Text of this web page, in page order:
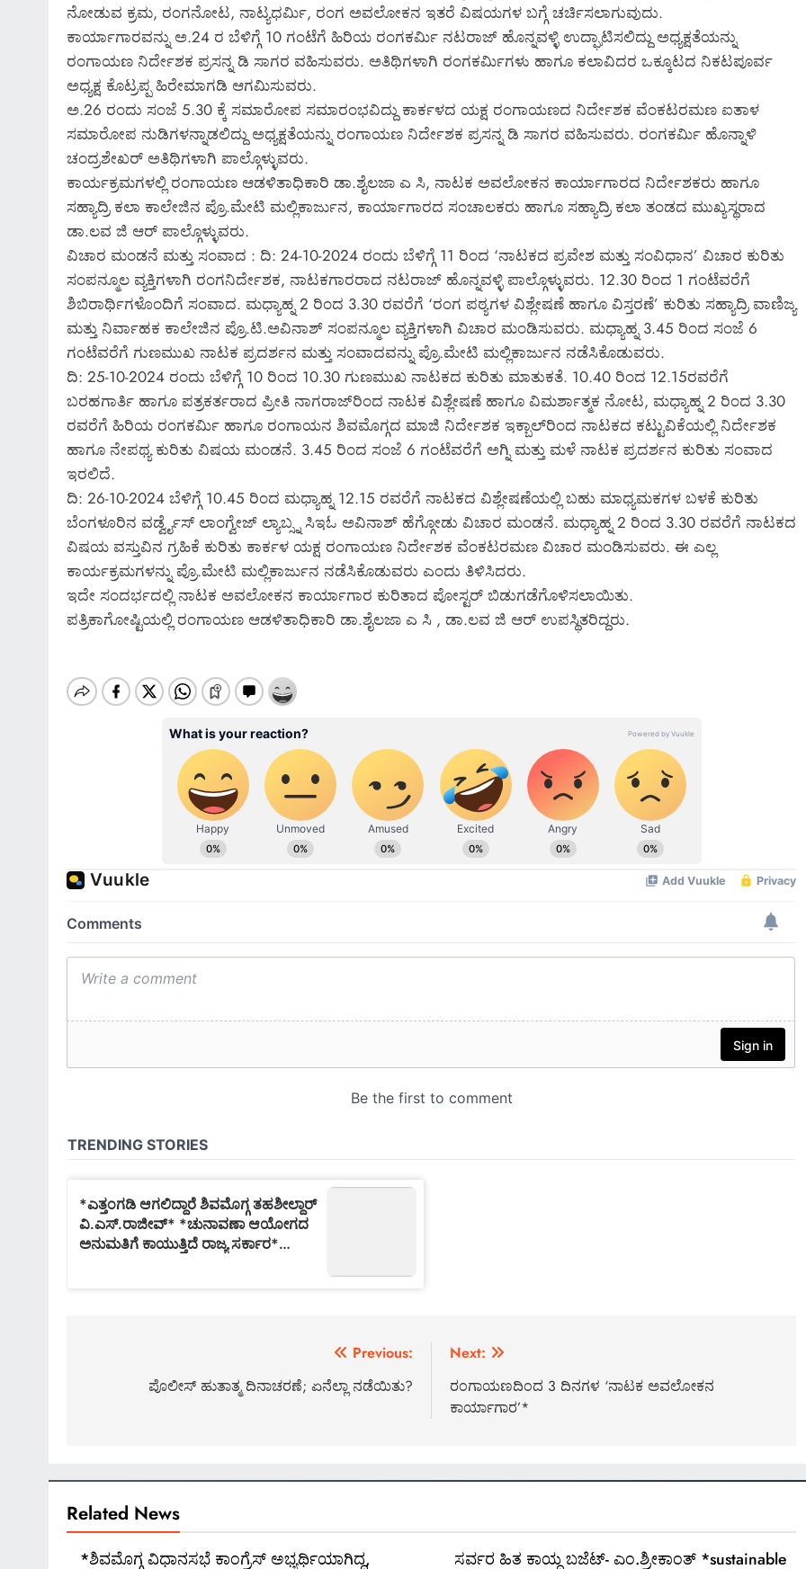
ನೋಡುವ ಕ್ರಮ, ರಂಗನೋಟ, ನಾಟ್ಯಧರ್ಮಿ, ರಂಗ ಅವಲೋಕನ ಇತರೆ ವಿಷಯಗಳ ಬಗ್ಗೆ ಚರ್ಚಿಸಲಾಗುವುದು.
ಕಾರ್ಯಾಗಾರವನ್ನು ಅ.24 ರ ಬೆಳಿಗ್ಗೆ 10 ಗಂಟೆಗೆ ಹಿರಿಯ ರಂಗಕರ್ಮಿ ನಟರಾಜ್ ಹೊನ್ನವಳ್ಳಿ ಉದ್ಘಾಟಿಸಲಿದ್ದು ಅಧ್ಯಕ್ಷತೆಯನ್ನು
ರಂಗಾಯಣ ನಿರ್ದೇಶಕ ಪ್ರಸನ್ನ ಡಿ ಸಾಗರ ವಹಿಸುವರು. ಅತಿಥಿಗಳಾಗಿ ರಂಗಕರ್ಮಿಗಳು ಹಾಗೂ ಕಲಾವಿದರ ಒಕ್ಕೂಟದ ನಿಕಟಪೂರ್ವ
ಅಧ್ಯಕ್ಷ ಕೊಟ್ರಪ್ಪ ಹಿರೇಮಾಗಡಿ ಆಗಮಿಸುವರು.
ಅ.26 ರಂದು ಸಂಜೆ 5.30 ಕ್ಕೆ ಸಮಾರೋಪ ಸಮಾರಂಭವಿದ್ದು ಕಾರ್ಕಳದ ಯಕ್ಷ ರಂಗಾಯಣದ ನಿರ್ದೇಶಕ ವೆಂಕಟರಮಣ ಐತಾಳ
ಸಮಾರೋಪ ನುಡಿಗಳನ್ನಾಡಲಿದ್ದು ಅಧ್ಯಕ್ಷತೆಯನ್ನು ರಂಗಾಯಣ ನಿರ್ದೇಶಕ ಪ್ರಸನ್ನ ಡಿ ಸಾಗರ ವಹಿಸುವರು. ರಂಗಕರ್ಮಿ ಹೊನ್ನಾಳಿ
ಚಂದ್ರಶೇಖರ್ ಅತಿಥಿಗಳಾಗಿ ಪಾಲ್ಗೊಳ್ಳುವರು.
ಕಾರ್ಯಕ್ರಮಗಳಲ್ಲಿ ರಂಗಾಯಣ ಆಡಳಿತಾಧಿಕಾರಿ ಡಾ.ಶೈಲಜಾ ಎ ಸಿ, ನಾಟಕ ಅವಲೋಕನ ಕಾರ್ಯಾಗಾರದ ನಿರ್ದೇಶಕರು ಹಾಗೂ
ಸಹ್ಯಾದ್ರಿ ಕಲಾ ಕಾಲೇಜಿನ ಪ್ರೊ.ಮೇಟಿ ಮಲ್ಲಿಕಾರ್ಜುನ, ಕಾರ್ಯಾಗಾರದ ಸಂಚಾಲಕರು ಹಾಗೂ ಸಹ್ಯಾದ್ರಿ ಕಲಾ ತಂಡದ ಮುಖ್ಯಸ್ಥರಾದ
ಡಾ.ಲವ ಜಿ ಆರ್ ಪಾಲ್ಗೊಳ್ಳುವರು.
ವಿಚಾರ ಮಂಡನೆ ಮತ್ತು ಸಂವಾದ : ದಿ: 24-10-2024 ರಂದು ಬೆಳಿಗ್ಗೆ 11 ರಿಂದ ‘ನಾಟಕದ ಪ್ರವೇಶ ಮತ್ತು ಸಂವಿಧಾನ’ ವಿಚಾರ ಕುರಿತು
ಸಂಪನ್ಮೂಲ ವ್ಯಕ್ತಿಗಳಾಗಿ ರಂಗನಿರ್ದೇಶಕ, ನಾಟಕಗಾರರಾದ ನಟರಾಜ್ ಹೊನ್ನವಳ್ಳಿ ಪಾಲ್ಗೊಳ್ಳುವರು. 12.30 ರಿಂದ 1 ಗಂಟೆವರೆಗೆ
ಶಿಬಿರಾರ್ಥಿಗಳೊಂದಿಗೆ ಸಂವಾದ. ಮಧ್ಯಾಹ್ನ 2 ರಿಂದ 3.30 ರವರೆಗೆ ‘ರಂಗ ಪಠ್ಯಗಳ ವಿಶ್ಲೇಷಣೆ ಹಾಗೂ ವಿಸ್ತರಣೆ’ ಕುರಿತು ಸಹ್ಯಾದ್ರಿ ವಾಣಿಜ್ಯ
ಮತ್ತು ನಿರ್ವಾಹಕ ಕಾಲೇಜಿನ ಪ್ರೊ.ಟಿ.ಅವಿನಾಶ್ ಸಂಪನ್ಮೂಲ ವ್ಯಕ್ತಿಗಳಾಗಿ ವಿಚಾರ ಮಂಡಿಸುವರು. ಮಧ್ಯಾಹ್ನ 3.45 ರಿಂದ ಸಂಜೆ 6
ಗಂಟೆವರೆಗೆ ಗುಣಮುಖ ನಾಟಕ ಪ್ರದರ್ಶನ ಮತ್ತು ಸಂವಾದವನ್ನು ಪ್ರೊ.ಮೇಟಿ ಮಲ್ಲಿಕಾರ್ಜುನ ನಡೆಸಿಕೊಡುವರು.
ದಿ: 25-10-2024 ರಂದು ಬೆಳಿಗ್ಗೆ 10 ರಿಂದ 10.30 ಗುಣಮುಖ ನಾಟಕದ ಕುರಿತು ಮಾತುಕತೆ. 10.40 ರಿಂದ 12.15ರವರೆಗೆ
ಬರಹಗಾರ್ತಿ ಹಾಗೂ ಪತ್ರಕರ್ತರಾದ ಪ್ರೀತಿ ನಾಗರಾಜ್‌ರಿಂದ ನಾಟಕ ವಿಶ್ಲೇಷಣೆ ಹಾಗೂ ವಿಮರ್ಶಾತ್ಮಕ ನೋಟ, ಮಧ್ಯಾಹ್ನ 2 ರಿಂದ 3.30
ರವರೆಗೆ ಹಿರಿಯ ರಂಗಕರ್ಮಿ ಹಾಗೂ ರಂಗಾಯನ ಶಿವಮೊಗ್ಗದ ಮಾಜಿ ನಿರ್ದೇಶಕ ಇಕ್ಬಾಲ್‌ರಿಂದ ನಾಟಕದ ಕಟ್ಟುವಿಕೆಯಲ್ಲಿ ನಿರ್ದೇಶಕ
ಹಾಗೂ ನೇಪಥ್ಯ ಕುರಿತು ವಿಷಯ ಮಂಡನೆ. 3.45 ರಿಂದ ಸಂಜೆ 6 ಗಂಟೆವರೆಗೆ ಅಗ್ನಿ ಮತ್ತು ಮಳೆ ನಾಟಕ ಪ್ರದರ್ಶನ ಕುರಿತು ಸಂವಾದ
ಇರಲಿದೆ.
ದಿ: 26-10-2024 ಬೆಳಿಗ್ಗೆ 10.45 ರಿಂದ ಮಧ್ಯಾಹ್ನ 12.15 ರವರೆಗೆ ನಾಟಕದ ವಿಶ್ಲೇಷಣೆಯಲ್ಲಿ ಬಹು ಮಾಧ್ಯಮಕಗಳ ಬಳಕೆ ಕುರಿತು
ಬೆಂಗಳೂರಿನ ವರ್ಡ್ವೈಸ್ ಲಾಂಗ್ವೇಜ್ ಲ್ಯಾಬ್ಸ್ನ ಸಿಇಓ ಅವಿನಾಶ್ ಹೆಗ್ಗೋಡು ವಿಚಾರ ಮಂಡನೆ. ಮಧ್ಯಾಹ್ನ 2 ರಿಂದ 3.30 ರವರೆಗೆ ನಾಟಕದ
ವಿಷಯ ವಸ್ತುವಿನ ಗ್ರಹಿಕೆ ಕುರಿತು ಕಾರ್ಕಳ ಯಕ್ಷ ರಂಗಾಯಣ ನಿರ್ದೇಶಕ ವೆಂಕಟರಮಣ ವಿಚಾರ ಮಂಡಿಸುವರು. ಈ ಎಲ್ಲ
ಕಾರ್ಯಕ್ರಮಗಳನ್ನು ಪ್ರೊ.ಮೇಟಿ ಮಲ್ಲಿಕಾರ್ಜುನ ನಡೆಸಿಕೊಡುವರು ಎಂದು ತಿಳಿಸಿದರು.
ಇದೇ ಸಂದರ್ಭದಲ್ಲಿ ನಾಟಕ ಅವಲೋಕನ ಕಾರ್ಯಾಗಾರ ಕುರಿತಾದ ಪೋಸ್ಟರ್ ಬಿಡುಗಡೆಗೊಳಿಸಲಾಯಿತು.
ಪತ್ರಿಕಾಗೋಷ್ಟಿಯಲ್ಲಿ ರಂಗಾಯಣ ಆಡಳಿತಾಧಿಕಾರಿ ಡಾ.ಶೈಲಜಾ ಎ ಸಿ , ಡಾ.ಲವ ಜಿ ಆರ್ ಉಪಸ್ಥಿತರಿದ್ದರು.
navigation
Previous:
ಪೊಲೀಸ್ ಹುತಾತ್ಮ ದಿನಾಚರಣೆ; ಏನೆಲ್ಲಾ ನಡೆಯಿತು?
Next:
ರಂಗಾಯಣದಿಂದ 3 ದಿನಗಳ ‘ನಾಟಕ ಅವಲೋಕನ
ಕಾರ್ಯಾಗಾರ’*
Related News
*ಶಿವಮೊಗ್ಗ ವಿಧಾನಸಭೆ ಕಾಂಗ್ರೆಸ್ ಅಭ್ಯರ್ಥಿಯಾಗಿದ್ದ, ಸರ್ವರ ಹಿತ ಕಾಯ್ದ ಬಜೆಟ್- ಎಂ.ಶ್ರೀಕಾಂತ್ *sustainable